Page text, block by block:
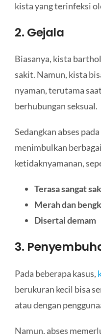
kista yang terinfeksi
2. Gejala
Biasanya, kista
sakit. Namun, kista
nyaman, terutama
berhubungan seksual.
Sedangkan abses
menimbulkan
ketidaknyamanan,
Terasa sangat
Merah dan
Disertai demam
3.
Pada beberapa kasus,
berukuran kecil bisa
atau dengan
Namun, abses